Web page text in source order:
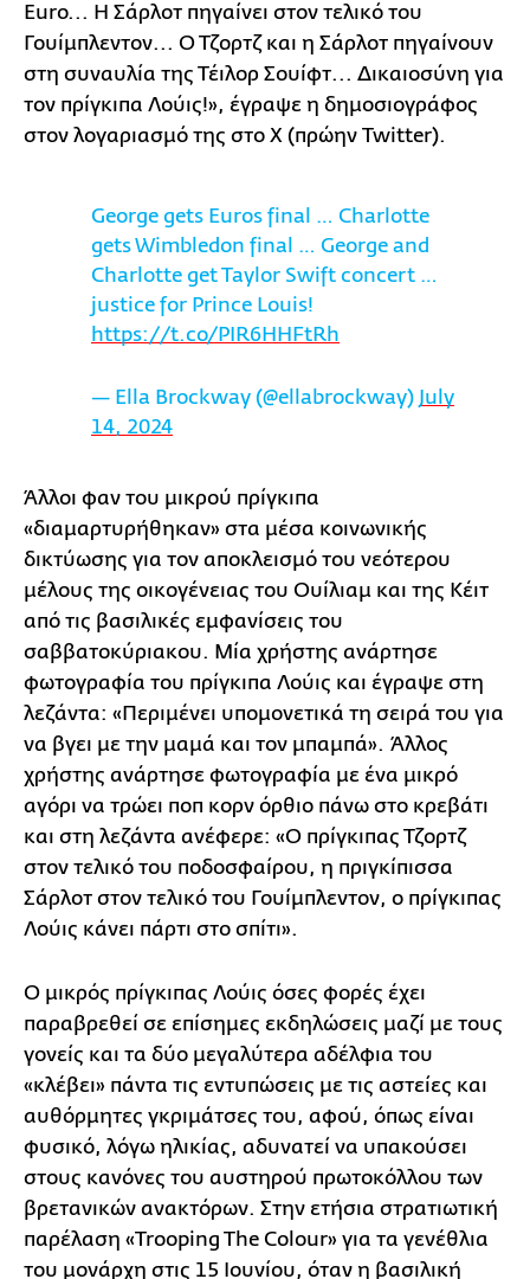
Euro... Η Σάρλοτ πηγαίνει στον τελικό του
Γουίμπλεντον... Ο Τζορτζ και η Σάρλοτ πηγαίνουν
στη συναυλία της Τέιλορ Σουίφτ... Δικαιοσύνη για
τον πρίγκιπα Λούις!», έγραψε η δημοσιογράφος
στον λογαριασμό της στο X (πρώην Twitter).
George gets Euros final … Charlotte
gets Wimbledon final … George and
Charlotte get Taylor Swift concert …
justice for Prince Louis!
https://t.co/PIR6HHFtRh
— Ella Brockway (@ellabrockway) July
14, 2024
Άλλοι φαν του μικρού πρίγκιπα
«διαμαρτυρήθηκαν» στα μέσα κοινωνικής
δικτύωσης για τον αποκλεισμό του νεότερου
μέλους της οικογένειας του Ουίλιαμ και της Κέιτ
από τις βασιλικές εμφανίσεις του
σαββατοκύριακου. Μία χρήστης ανάρτησε
φωτογραφία του πρίγκιπα Λούις και έγραψε στη
λεζάντα: «Περιμένει υπομονετικά τη σειρά του για
να βγει με την μαμά και τον μπαμπά». Άλλος
χρήστης ανάρτησε φωτογραφία με ένα μικρό
αγόρι να τρώει ποπ κορν όρθιο πάνω στο κρεβάτι
και στη λεζάντα ανέφερε: «Ο πρίγκιπας Τζορτζ
στον τελικό του ποδοσφαίρου, η πριγκίπισσα
Σάρλοτ στον τελικό του Γουίμπλεντον, ο πρίγκιπας
Λούις κάνει πάρτι στο σπίτι».
Ο μικρός πρίγκιπας Λούις όσες φορές έχει
παραβρεθεί σε επίσημες εκδηλώσεις μαζί με τους
γονείς και τα δύο μεγαλύτερα αδέλφια του
«κλέβει» πάντα τις εντυπώσεις με τις αστείες και
αυθόρμητες γκριμάτσες του, αφού, όπως είναι
φυσικό, λόγω ηλικίας, αδυνατεί να υπακούσει
στους κανόνες του αυστηρού πρωτοκόλλου των
βρετανικών ανακτόρων. Στην ετήσια στρατιωτική
παρέλαση «Trooping The Colour» για τα γενέθλια
του μονάρχη στις 15 Ιουνίου, όταν η βασιλική